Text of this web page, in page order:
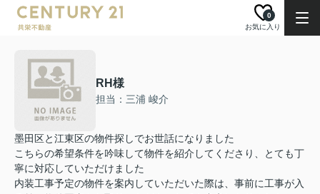
お気に入り
0
RH様
担当：三浦 峻介
墨田区と江東区の物件探しでお世話になりました
こちらの希望条件を吟味して物件を紹介してくださり、とても丁
寧に対応していただけました
内装工事予定の物件を案内していただいた際は、事前に工事が入